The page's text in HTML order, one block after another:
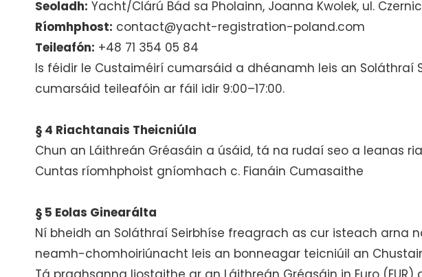
Seoladh: Yacht/Clárú Bád sa Pholainn, Joanna Kwolek, ul.
Ríomhphost: contact@yacht-registration-poland.com
Teileafón: +48 71 354 05 84
Is féidir le Custaiméirí cumarsáid a dhéanamh leis an
cumarsáid teileafóin ar fáil idir 9:00–17:00.
§ 4 Riachtanais Theicniúla
Chun an Láithreán Gréasáin a úsáid, tá na rudaí seo a leanas
Cuntas ríomhphoist gníomhach c. Fianáin Cumasaithe
§ 5 Eolas Ginearálta
Ní bheidh an Soláthraí Seirbhíse freagrach as cur isteach
neamh-chomhoiriúnacht leis an bonneagar teicniúil an